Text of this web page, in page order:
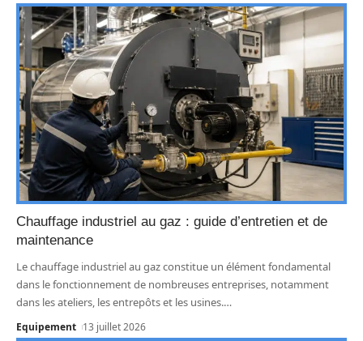
Chauffage industriel au gaz : guide d’entretien et de
maintenance
Le chauffage industriel au gaz constitue un élément fondamental
dans le fonctionnement de nombreuses entreprises, notamment
dans les ateliers, les entrepôts et les usines.…
Equipement 13 juillet 2026